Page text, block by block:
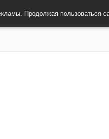
Продолжая пользоваться